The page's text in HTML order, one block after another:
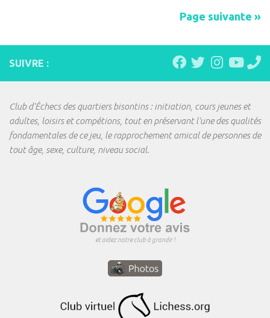
Page suivante »
SUIVRE :
Club d'Échecs des quartiers bisontins : initiation, cours jeunes et
adultes, loisirs et compétions, tout en préservant l'une des qualités
fondamentales de ce jeu, le rapprochement amical de personnes de
tout âge, sexe, culture, niveau social.
et aidez notre club à grandir !